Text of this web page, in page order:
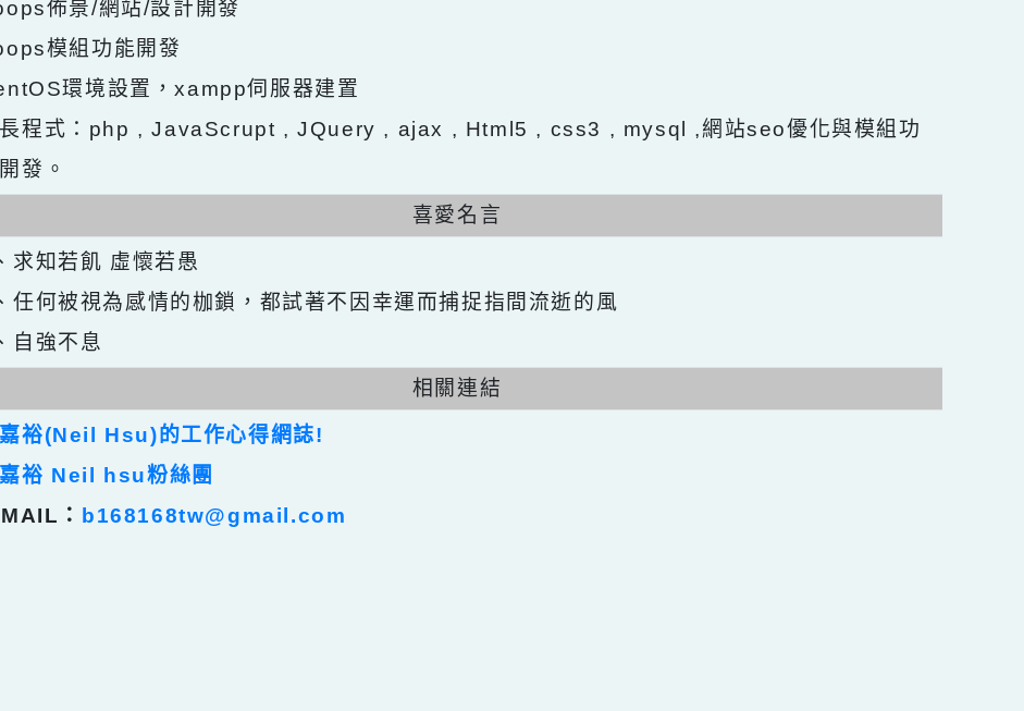
Photoshop PSD模板設計
Xoops佈景/網站/設計開發
Xoops模組功能開發
CentOS環境設置，xampp伺服器建置
專長程式：php , JavaScrupt , JQuery , ajax , Html5 , css3 , mysql ,網站seo優化與模組功
1、求知若飢 虛懷若愚
2、任何被視為感情的枷鎖，都試著不因幸運而捕捉指間流逝的風
3、自強不息
徐嘉裕(Neil Hsu)的工作心得網誌!